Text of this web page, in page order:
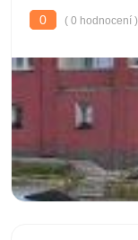
0
( 0 hodnocení )